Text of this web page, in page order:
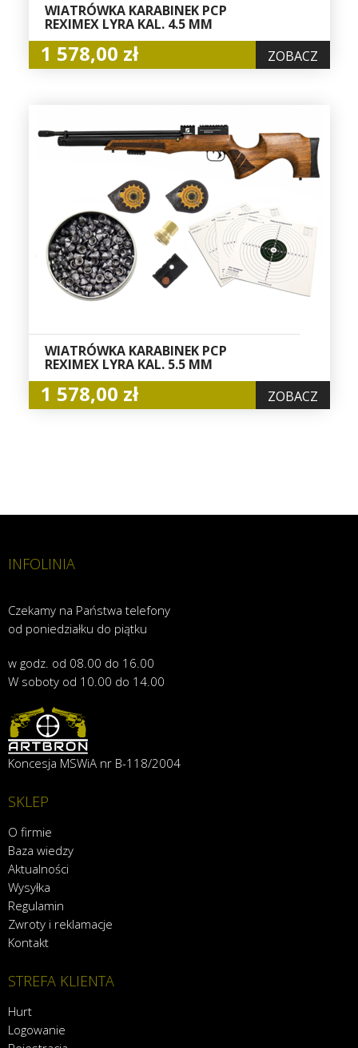
WIATRÓWKA KARABINEK PCP
REXIMEX LYRA KAL. 4.5 MM
1 578,00 zł ZOBACZ
WIATRÓWKA KARABINEK PCP
REXIMEX LYRA KAL. 5.5 MM
1 578,00 zł ZOBACZ
INFOLINIA
Czekamy na Państwa telefony
od poniedziałku do piątku
w godz. od 08.00 do 16.00
W soboty od 10.00 do 14.00
Koncesja MSWiA nr B-118/2004
SKLEP
O firmie
Baza wiedzy
Aktualności
Wysyłka
Regulamin
Zwroty i reklamacje
Kontakt
STREFA KLIENTA
Hurt
Logowanie